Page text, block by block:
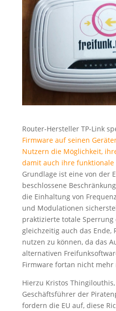
Router-Hersteller TP-Link
Firmware auf seinen
Nutzern die Möglichkeit,
damit auch ihre
Grundlage ist eine von der
beschlossene
die Einhaltung von
und Modulationen
praktizierte totale
gleichzeitig auch das Ende,
nutzen zu können, da das
alternativen
Firmware fortan nicht
Hierzu Kristos
Geschäftsführer der
fordern die EU auf, diese